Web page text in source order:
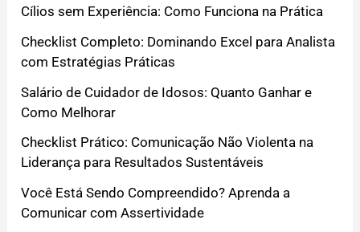
Cílios sem Experiência: Como Funciona na Prática
Checklist Completo: Dominando Excel para Analista
com Estratégias Práticas
Salário de Cuidador de Idosos: Quanto Ganhar e
Como Melhorar
Checklist Prático: Comunicação Não Violenta na
Liderança para Resultados Sustentáveis
Você Está Sendo Compreendido? Aprenda a
Comunicar com Assertividade